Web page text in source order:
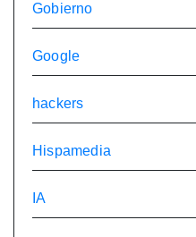
Gobierno
Google
hackers
Hispamedia
IA